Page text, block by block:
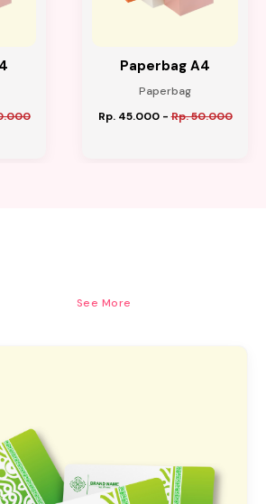
Paperbag A4
Paperbag
Rp. 45.000-Rp. 50.000
See More